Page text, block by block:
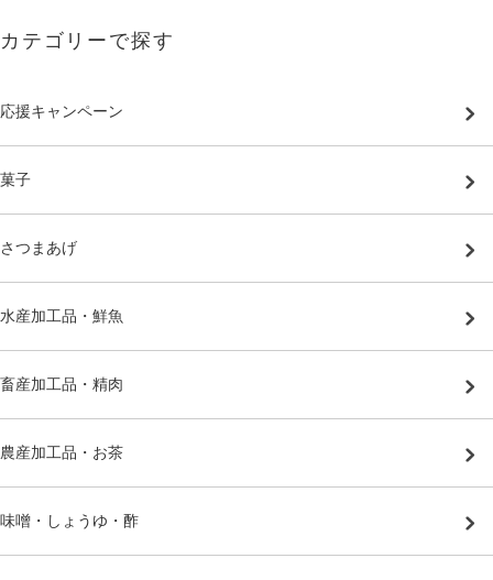
カテゴリーで探す
応援キャンペーン
菓子
さつまあげ
水産加工品・鮮魚
畜産加工品・精肉
農産加工品・お茶
味噌・しょうゆ・酢